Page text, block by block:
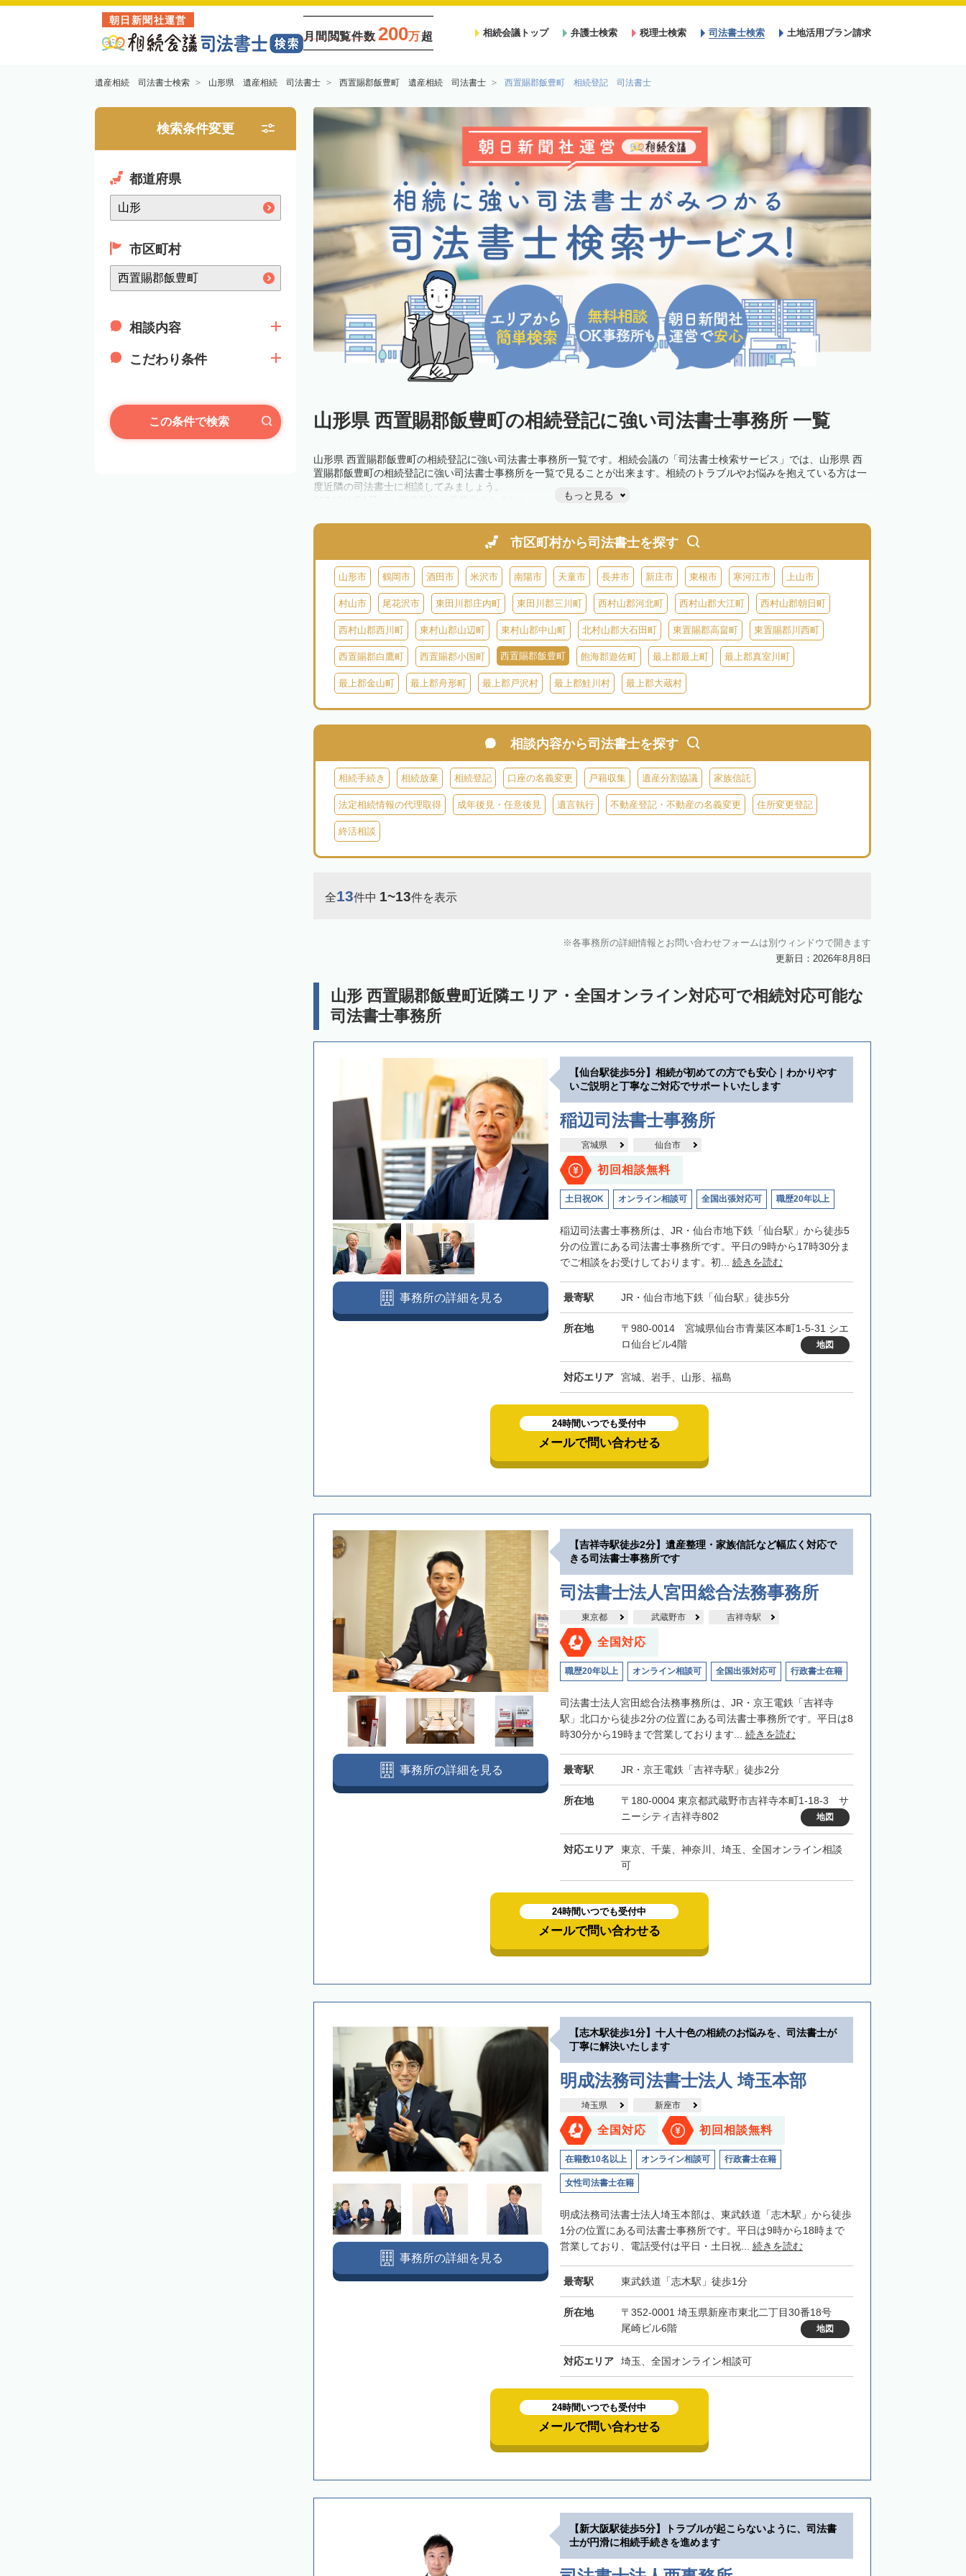
朝日新聞社運営
月間閲覧件数 200万超 相続会議トップ 弁護士検索 税理士検索 司法書士検索 土地活用プラン請求
遺産相続 司法書士検索 山形県 遺産相続 司法書士 西置賜郡飯豊町 遺産相続 司法書士 西置賜郡飯豊町 相続登記 司法書士
検索条件変更
都道府県
市区町村
相談内容
こだわり条件
この条件で検索 山形県 西置賜郡飯豊町の相続登記に強い司法書士事務所 一覧
山形県 西置賜郡飯豊町の相続登記に強い司法書士事務所一覧です。相続会議の「司法書士検索サービス」では、山形県 西
置賜郡飯豊町の相続登記に強い司法書士事務所を一覧で見ることが出来ます。相続のトラブルやお悩みを抱えている方は一
度近隣の司法書士に相談してみましょう。
きが必要です。義務化前の相続も対象となるため注意しましょう。
相続登記は法律で定められており、司法書士に依頼すれば手間を省けます。その他の相続手続きも任せることが可能です。
制度の活用を検討しましょう。司法書士への相談も可能です。
もっと見る
市区町村から司法書士を探す
山形市 鶴岡市 酒田市 米沢市 南陽市 天童市 長井市 新庄市 東根市 寒河江市 上山市
村山市 尾花沢市 東田川郡庄内町 東田川郡三川町 西村山郡河北町 西村山郡大江町 西村山郡朝日町
西村山郡西川町 東村山郡山辺町 東村山郡中山町 北村山郡大石田町 東置賜郡高畠町 東置賜郡川西町
西置賜郡白鷹町 西置賜郡小国町 西置賜郡飯豊町 飽海郡遊佐町 最上郡最上町 最上郡真室川町
最上郡金山町 最上郡舟形町 最上郡戸沢村 最上郡鮭川村 最上郡大蔵村
相談内容から司法書士を探す
相続手続き 相続放棄 相続登記 口座の名義変更 戸籍収集 遺産分割協議 家族信託
法定相続情報の代理取得 成年後見・任意後見 遺言執行 不動産登記・不動産の名義変更 住所変更登記
終活相談
全13件中 1~13件を表示
各事務所の詳細情報とお問い合わせフォームは別ウィンドウで開きます
更新日：2026年8月8日
山形 西置賜郡飯豊町近隣エリア・全国オンライン対応可で相続対応可能な
司法書士事務所
【仙台駅徒歩5分】相続が初めての方でも安心｜わかりやす
いご説明と丁寧なご対応でサポートいたします
稲辺司法書士事務所
宮城県 仙台市
初回相談無料
土日祝OK オンライン相談可 全国出張対応可 職歴20年以上
稲辺司法書士事務所は、JR・仙台市地下鉄「仙台駅」から徒歩5
分の位置にある司法書士事務所です。平日の9時から17時30分ま
でご相談をお受けしております。初... 続きを読む
最寄駅 JR・仙台市地下鉄「仙台駅」徒歩5分
所在地
〒980-0014 宮城県仙台市青葉区本町1-5-31 シエ
ロ仙台ビル4階
地図
対応エリア 宮城、岩手、山形、福島
事務所の詳細を見る
24時間いつでも受付中
メールで問い合わせる
【吉祥寺駅徒歩2分】遺産整理・家族信託など幅広く対応で
きる司法書士事務所です
司法書士法人宮田総合法務事務所
東京都 武蔵野市 吉祥寺駅
全国対応
職歴20年以上 オンライン相談可 全国出張対応可 行政書士在籍
司法書士法人宮田総合法務事務所は、JR・京王電鉄「吉祥寺
駅」北口から徒歩2分の位置にある司法書士事務所です。平日は8
時30分から19時まで営業しております... 続きを読む
最寄駅 JR・京王電鉄「吉祥寺駅」徒歩2分
所在地
〒180-0004 東京都武蔵野市吉祥寺本町1-18-3 サ
ニーシティ吉祥寺802
地図
対応エリア
東京、千葉、神奈川、埼玉、全国オンライン相談
可
事務所の詳細を見る
24時間いつでも受付中
メールで問い合わせる
【志木駅徒歩1分】十人十色の相続のお悩みを、司法書士が
丁寧に解決いたします
明成法務司法書士法人 埼玉本部
埼玉県 新座市
全国対応 初回相談無料
在籍数10名以上 オンライン相談可 行政書士在籍
女性司法書士在籍
明成法務司法書士法人埼玉本部は、東武鉄道「志木駅」から徒歩
1分の位置にある司法書士事務所です。平日は9時から18時まで
営業しており、電話受付は平日・土日祝... 続きを読む
最寄駅 東武鉄道「志木駅」徒歩1分
所在地
〒352-0001 埼玉県新座市東北二丁目30番18号
尾崎ビル6階
地図
対応エリア 埼玉、全国オンライン相談可
事務所の詳細を見る
24時間いつでも受付中
メールで問い合わせる
【新大阪駅徒歩5分】トラブルが起こらないように、司法書
士が円滑に相続手続きを進めます